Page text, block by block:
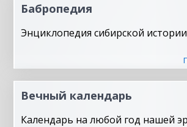
Бабропедия
Энциклопедия сибирской
Вечный календарь
Календарь на любой год нашей